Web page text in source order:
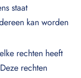
staat
kan worden
rechten heeft
rechten